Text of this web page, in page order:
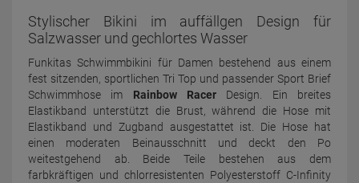
Stylischer Bikini im auffällgen Design für
Salzwasser und gechlortes Wasser
Funkitas Schwimmbikini für Damen bestehend aus einem
fest sitzenden, sportlichen Tri Top und passender Sport Brief
Schwimmhose im Rainbow Racer Design. Ein breites
Elastikband unterstützt die Brust, während die Hose mit
Elastikband und Zugband ausgestattet ist. Die Hose hat
einen moderaten Beinausschnitt und deckt den Po
weitestgehend ab. Beide Teile bestehen aus dem
farbkräftigen und chlorresistenten Polyesterstoff C-Infinity